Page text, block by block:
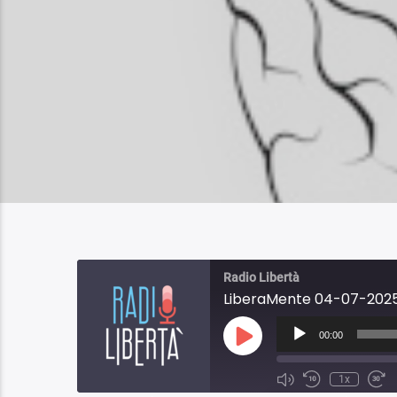
Radio Libertà
LiberaMente 04-07-
Play
Episode
Audio
Player
00:00
1x